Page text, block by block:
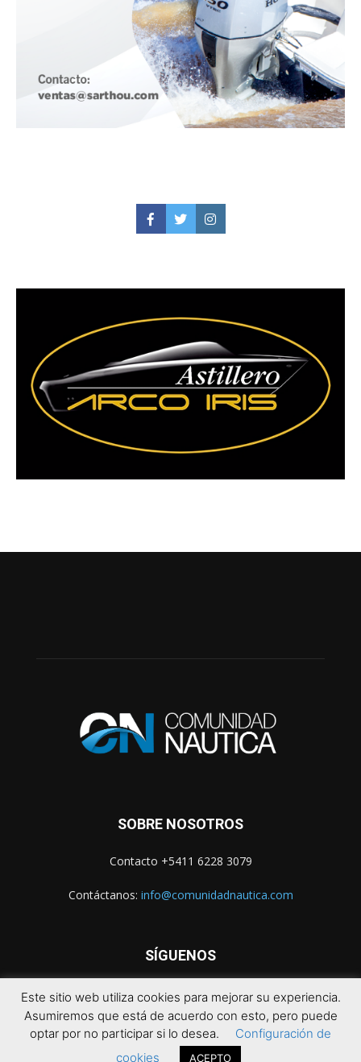
FacebookTwitterInstagram
SOBRE NOSOTROS
Contacto +5411 6228 3079
Contáctanos: info@comunidadnautica.com
SÍGUENOS
Este sitio web utiliza cookies para mejorar su experiencia.
Asumiremos que está de acuerdo con esto, pero puede
optar por no participar si lo desea.
Configuración de
cookies
ACEPTO